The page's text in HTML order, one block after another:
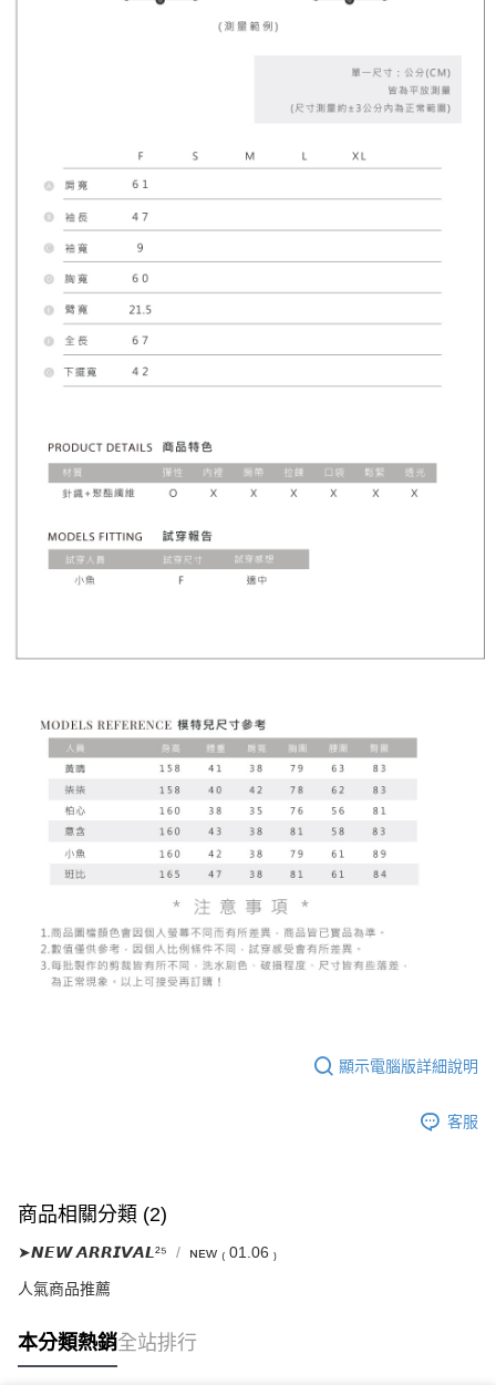
顯示電腦版詳細說明
客服
商品相關分類 (2)
➤𝙉𝙀𝙒 𝘼𝙍𝙍𝙄𝙑𝘼𝙇²⁵ ɴᴇᴡ ₍ 01.06 ₎
人氣商品推薦
本分類熱銷全站排行